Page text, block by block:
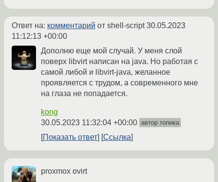
Ответ на: комментарий от shell-script30.05.2023
11:12:13 +00:00
Дополню еще мой случай. У меня слой
поверх libvirt написан на java. Но работая с
самой либой и libvirt-java, желанное
проявляется с трудом, а современного мне
на глаза не попадается.
kong
30.05.2023 11:32:04 +00:00 автор топика
Показать ответ Ссылка
proxmox ovirt